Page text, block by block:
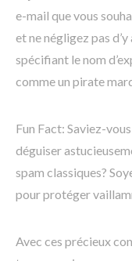
e-mail que vous
et ne négligez pas
spécifiant le nom
comme un pirate
Fun Fact: Saviez-
déguiser
spam classiques?
pour protéger
Avec ces précieux